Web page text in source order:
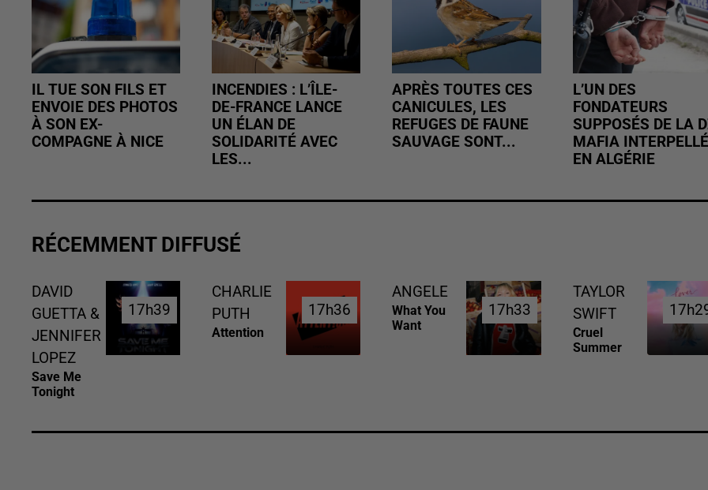
IL TUE SON FILS ET
ENVOIE DES PHOTOS
À SON EX-
COMPAGNE À NICE
INCENDIES : L’ÎLE-
DE-FRANCE LANCE
UN ÉLAN DE
SOLIDARITÉ AVEC
LES...
APRÈS TOUTES CES
CANICULES, LES
REFUGES DE FAUNE
SAUVAGE SONT...
L’UN DES
FONDATEURS
SUPPOSÉS DE LA
MAFIA INTERPELLÉ
EN ALGÉRIE
RÉCEMMENT DIFFUSÉ
DAVID
GUETTA &
JENNIFER
LOPEZ
Save Me
Tonight
17h39
17h39
CHARLIE
PUTH
Attention
17h36
17h36
ANGELE
What You
Want
17h33
17h33
TAYLOR
SWIFT
Cruel
Summer